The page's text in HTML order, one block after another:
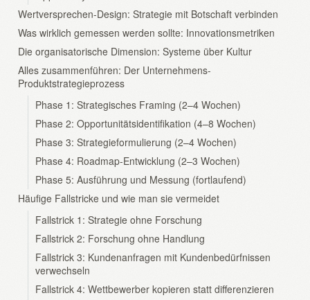
Wertversprechen-Design: Strategie mit Botschaft verbinden
Was wirklich gemessen werden sollte: Innovationsmetriken
Die organisatorische Dimension: Systeme über Kultur
Alles zusammenführen: Der Unternehmens-
Produktstrategieprozess
Phase 1: Strategisches Framing (2–4 Wochen)
Phase 2: Opportunitätsidentifikation (4–8 Wochen)
Phase 3: Strategieformulierung (2–4 Wochen)
Phase 4: Roadmap-Entwicklung (2–3 Wochen)
Phase 5: Ausführung und Messung (fortlaufend)
Häufige Fallstricke und wie man sie vermeidet
Fallstrick 1: Strategie ohne Forschung
Fallstrick 2: Forschung ohne Handlung
Fallstrick 3: Kundenanfragen mit Kundenbedürfnissen
verwechseln
Fallstrick 4: Wettbewerber kopieren statt differenzieren